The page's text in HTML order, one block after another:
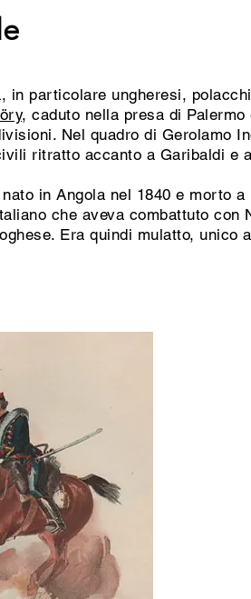
in particolare ungheresi,
, caduto nella presa di Palermo
Nel quadro di Gerolamo
ritratto accanto a Garibaldi e
in Angola nel 1840 e morto
che aveva combattuto con
Era quindi mulatto, unico